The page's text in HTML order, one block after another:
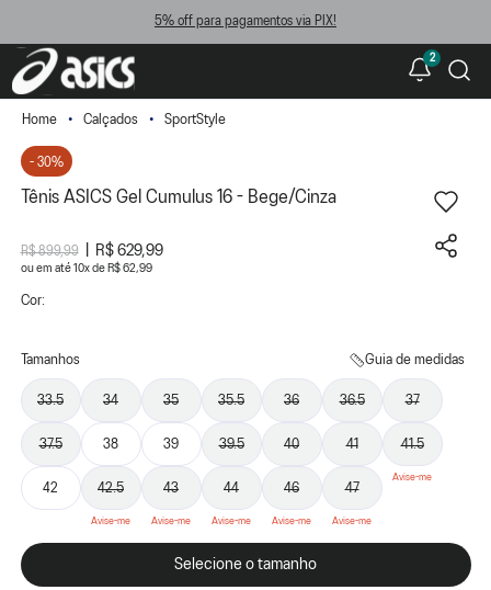
5% off para pagamentos via PIX!
2
Calçados SportStyle
- 30%
Tênis ASICS Gel Cumulus 16 - Bege/Cinza
R$ 899,99 R$ 629,99
ou 10xde R$ 62,99
Cor:
Tamanhos Guia de medidas
33.5 34 35 35.5 36 36.5 37
37.5 38 39 39.5 40 41 41.5
42 42.5 43 44 46 47
Selecione o tamanho